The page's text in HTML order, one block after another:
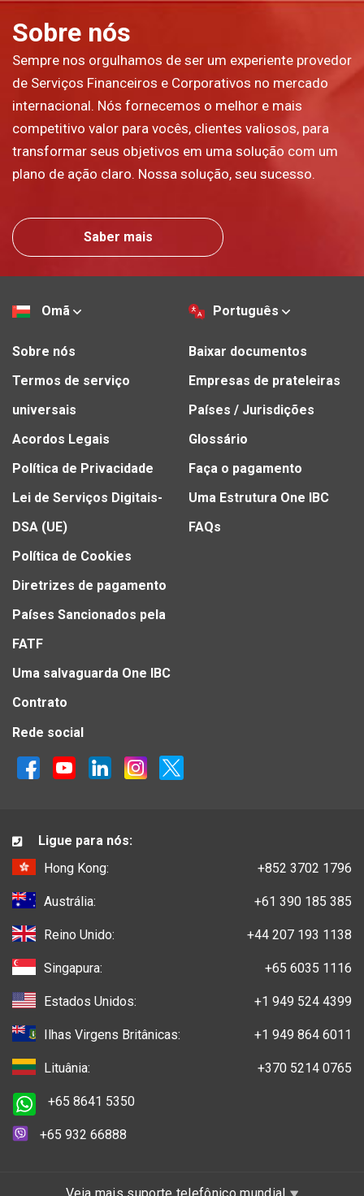
Sobre nós
Sempre nos orgulhamos de ser um experiente provedor
de Serviços Financeiros e Corporativos no mercado
internacional. Nós fornecemos o melhor e mais
competitivo valor para vocês, clientes valiosos, para
transformar seus objetivos em uma solução com um
plano de ação claro. Nossa solução, seu sucesso.
Saber mais
Omã Português
Sobre nós
Termos de serviço
universais
Acordos Legais
Política de Privacidade
Lei de Serviços Digitais-
DSA (UE)
Política de Cookies
Diretrizes de pagamento
Países Sancionados pela
FATF
Uma salvaguarda One IBC
Contrato
Baixar documentos
Empresas de prateleiras
Países / Jurisdições
Glossário
Faça o pagamento
Uma Estrutura One IBC
FAQs
Rede social
Ligue para nós:
Hong Kong:
+852 3702 1796
Austrália: +61 390 185 385
Reino Unido: +44 207 193 1138
Singapura: +65 6035 1116
Estados Unidos: +1 949 524 4399
Ilhas Virgens Britânicas: +1 949 864 6011
Lituânia: +370 5214 0765
+65 8641 5350
+65 932 66888